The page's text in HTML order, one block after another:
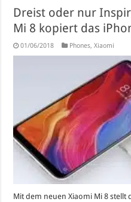
Dreist oder nur
Mi 8 kopiert das
01/06/2018 Phones,Xiaomi
Mit dem neuen Xiaomi Mi 8 stellt